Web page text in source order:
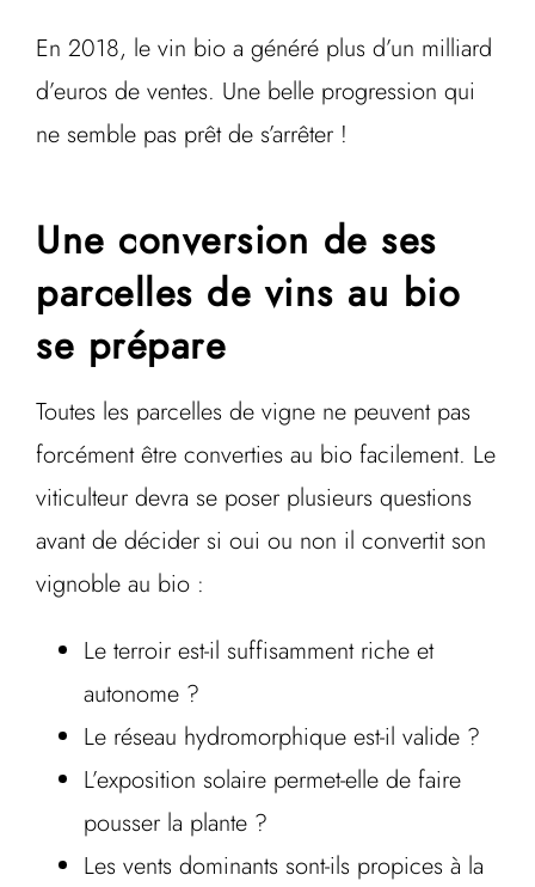
En 2018, le vin bio a généré plus d’un milliard
d’euros de ventes. Une belle progression qui
ne semble pas prêt de s’arrêter !
Une conversion de ses
parcelles de vins au bio
se prépare
Toutes les parcelles de vigne ne peuvent pas
forcément être converties au bio facilement. Le
viticulteur devra se poser plusieurs questions
avant de décider si oui ou non il convertit son
vignoble au bio :
Le terroir est-il suffisamment riche et
autonome ?
Le réseau hydromorphique est-il valide ?
L’exposition solaire permet-elle de faire
pousser la plante ?
Les vents dominants sont-ils propices à la